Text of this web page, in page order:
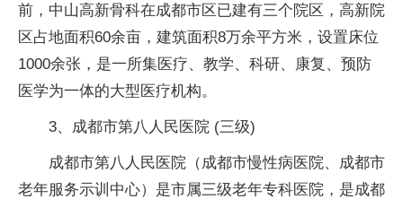
前，中山高新骨科在成都市区已建有三个院区，高新院
区占地面积60余亩，建筑面积8万余平方米，设置床位
1000余张，是一所集医疗、教学、科研、康复、预防
医学为一体的大型医疗机构。
3、成都市第八人民医院 (三级)
成都市第八人民医院（成都市慢性病医院、成都市
老年服务示训中心）是市属三级老年专科医院，是成都